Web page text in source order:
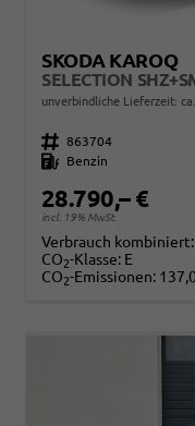
SKODA KAROQ
SELECTION
unverbindliche Lieferzeit:
Fahrzeugnr. 863704
Kraftstoff
Benzin
28.790,– €
incl. 19% MwSt.
Verbrauch kombiniert:
CO2-Klasse: E
CO2-Emissionen: